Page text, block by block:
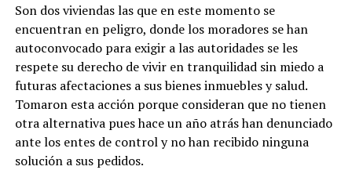
Son dos viviendas las que en este momento se
encuentran en peligro, donde los moradores se han
autoconvocado para exigir a las autoridades se les
respete su derecho de vivir en tranquilidad sin miedo a
futuras afectaciones a sus bienes inmuebles y salud.
Tomaron esta acción porque consideran que no tienen
otra alternativa pues hace un año atrás han denunciado
ante los entes de control y no han recibido ninguna
solución a sus pedidos.